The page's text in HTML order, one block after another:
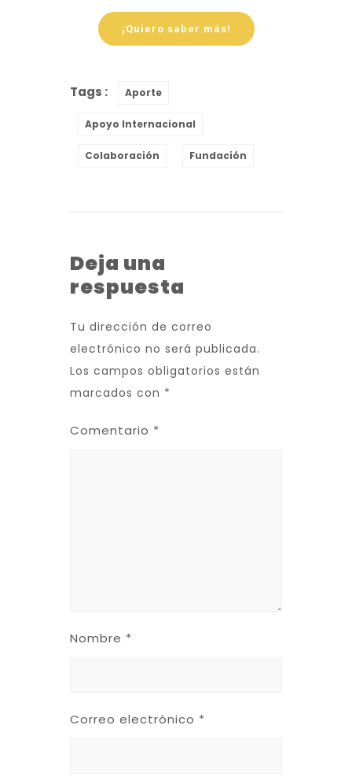
¡Quiero saber más!
Tags : Aporte
Apoyo Internacional
Colaboración Fundación
Deja una
respuesta
Tu dirección de correo
electrónico no será publicada.
Los campos obligatorios están
marcados con *
Comentario *
Nombre *
Correo electrónico *